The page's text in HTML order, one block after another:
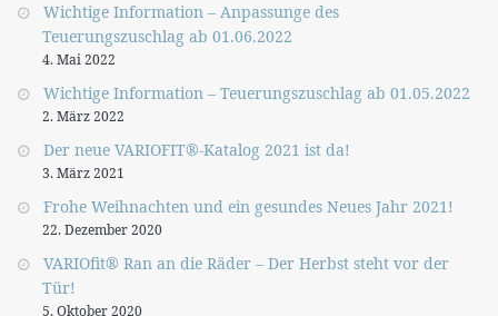
Wichtige Information – Anpassunge des
Teuerungszuschlag ab 01.06.2022
4. Mai 2022
Wichtige Information – Teuerungszuschlag ab 01.05.2022
2. März 2022
Der neue VARIOFIT®-Katalog 2021 ist da!
3. März 2021
Frohe Weihnachten und ein gesundes Neues Jahr 2021!
22. Dezember 2020
VARIOfit® Ran an die Räder – Der Herbst steht vor der
Tür!
5. Oktober 2020